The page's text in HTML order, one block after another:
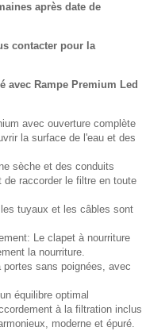
après date de
contacter pour la
avec Rampe Premium Led
avec ouverture complète
la surface de l'eau et des
sèche et des conduits
raccorder le filtre en toute
tuyaux et les câbles sont
Le clapet à nourriture
la nourriture.
portes sans poignées, avec
équilibre optimal
à la filtration inclus
moderne et épuré.